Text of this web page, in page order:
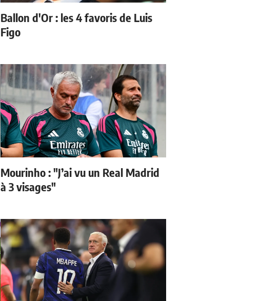
Ballon d'Or : les 4 favoris de Luis
Figo
Mourinho : "J’ai vu un Real Madrid
à 3 visages"